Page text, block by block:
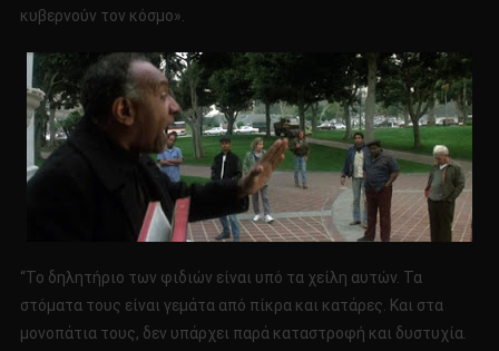
κυβερνούν τον κόσμο».
“Το δηλητήριο των φιδιών είναι υπό τα χείλη αυτών. Τα
στόματα τους είναι γεμάτα από πίκρα και κατάρες. Και στα
μονοπάτια τους, δεν υπάρχει παρά καταστροφή και δυστυχία.